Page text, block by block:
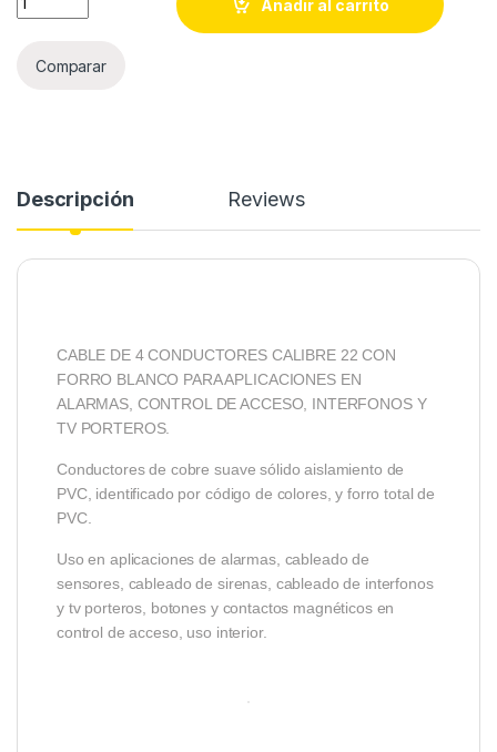
Añadir al carrito
Comparar
Descripción Reviews
CABLE DE 4 CONDUCTORES CALIBRE 22 CON
FORRO BLANCO PARA APLICACIONES EN
ALARMAS, CONTROL DE ACCESO, INTERFONOS Y
TV PORTEROS.
Conductores de cobre suave sólido aislamiento de
PVC, identificado por código de colores, y forro total de
PVC.
Uso en aplicaciones de alarmas, cableado de
sensores, cableado de sirenas, cableado de interfonos
y tv porteros, botones y contactos magnéticos en
control de acceso, uso interior.